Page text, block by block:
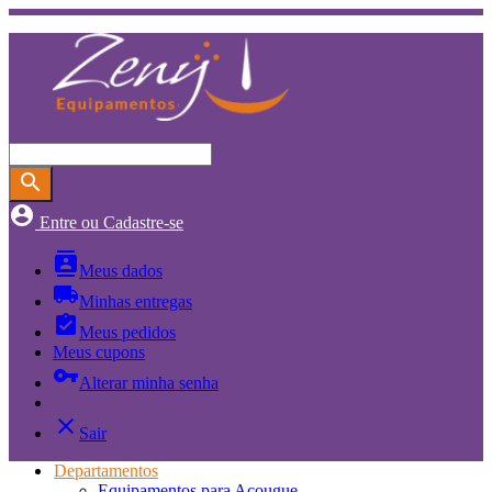
search
account_circle Entre ou Cadastre-se
contactsMeus dados
local_shippingMinhas entregas
assignment_turned_inMeus pedidos
Meus cupons
vpn_keyAlterar minha senha
close Sair
Departamentos